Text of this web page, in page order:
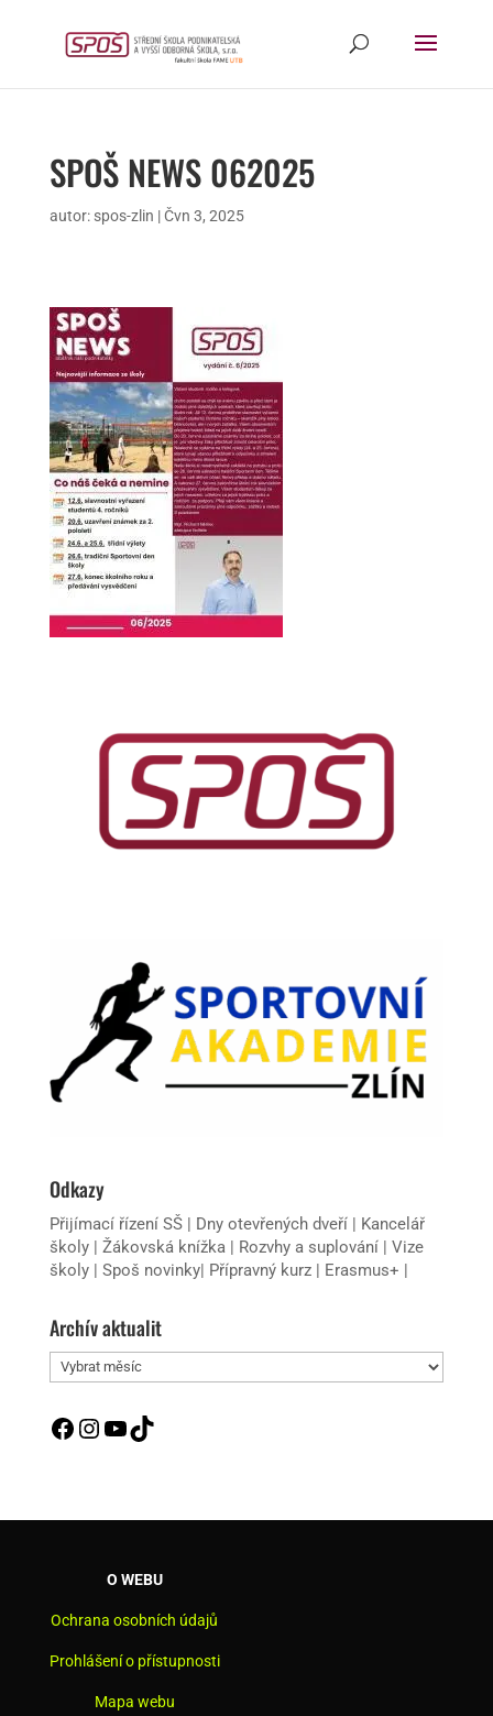
SPOŠ NEWS 062025
autor: spos-zlin |Čvn 3, 2025
Odkazy
Přijímací řízení SŠ| Dny otevřených dveří| Kancelář
školy| Žákovská knížka | Rozvhy a suplování | Vize
školy | Spoš novinky| Přípravný kurz| Erasmus+ |
Archív aktualit
Archív
aktualit
Facebook
Instagram
YouTube
TikTok
O WEBU
Ochrana osobních údajů
Prohlášení o přístupnosti
Mapa webu